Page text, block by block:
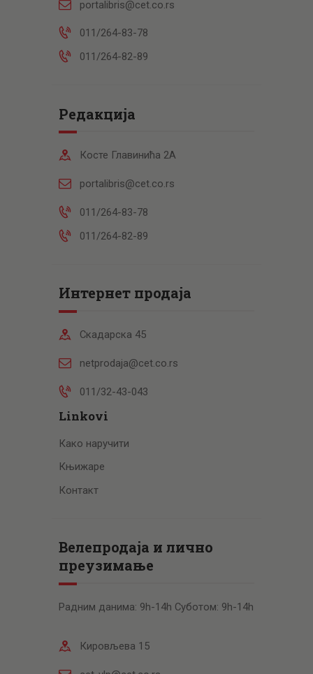
portalibris@cet.co.rs
011/264-83-78
011/264-82-89
Редакција
Косте Главинића 2А
portalibris@cet.co.rs
011/264-83-78
011/264-82-89
Интернет продаја
Скадарска 45
netprodaja@cet.co.rs
011/32-43-043
Linkovi
Како наручити
Књижаре
Контакт
Велепродаја и лично
преузимање
Радним данима: 9h-14h Суботом: 9h-14h
Кировљева 15